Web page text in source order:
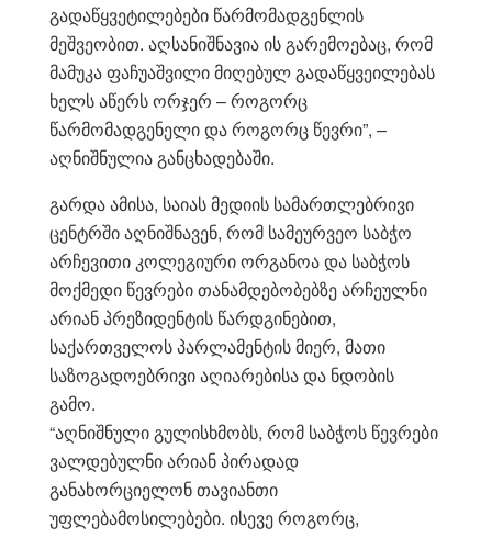
გადაწყვეტილებები წარმომადგენლის
მეშვეობით. აღსანიშნავია ის გარემოებაც, რომ
მამუკა ფაჩუაშვილი მიღებულ გადაწყვეილებას
ხელს აწერს ორჯერ – როგორც
წარმომადგენელი და როგორც წევრი”, –
აღნიშნულია განცხადებაში.
გარდა ამისა, საიას მედიის სამართლებრივი
ცენტრში აღნიშნავენ, რომ სამეურვეო საბჭო
არჩევითი კოლეგიური ორგანოა და საბჭოს
მოქმედი წევრები თანამდებობებზე არჩეულნი
არიან პრეზიდენტის წარდგინებით,
საქართველოს პარლამენტის მიერ, მათი
საზოგადოებრივი აღიარებისა და ნდობის
გამო.
“აღნიშნული გულისხმობს, რომ საბჭოს წევრები
ვალდებულნი არიან პირადად
განახორციელონ თავიანთი
უფლებამოსილებები. ისევე როგორც,